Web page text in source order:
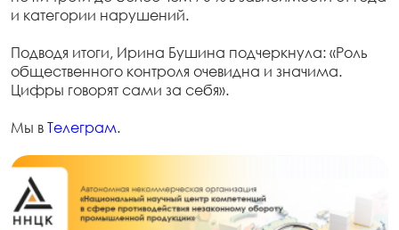
и категории нарушений.
Подводя итоги, Ирина Бушина подчеркнула: «Роль
общественного контроля очевидна и значима.
Цифры говорят сами за себя».
Мы вТелеграм.